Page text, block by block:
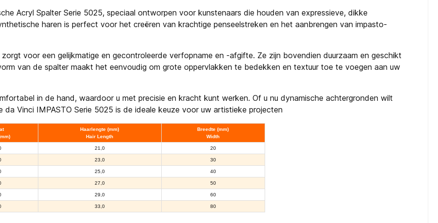
Acryl Spalter Serie 5025, speciaal ontworpen voor kunstenaars die houden van expressieve, dikke
haren is perfect voor het creëren van krachtige penseelstreken en het aanbrengen van impasto-
voor een gelijkmatige en gecontroleerde verfopname en -afgifte. Ze zijn bovendien duurzaam en geschikt
van de spalter maakt het eenvoudig om grote oppervlakken te bedekken en textuur toe te voegen aan uw
in de hand, waardoor u met precisie en kracht kunt werken. Of u nu dynamische achtergronden wilt
Vinci IMPASTO Serie 5025 is de ideale keuze voor uw artistieke projecten
Haarlengte (mm)
Hair Length
Breedte (mm)
Width
21,0 20
23,0 30
25,0 40
27,0 50
29,0 60
33,0 80